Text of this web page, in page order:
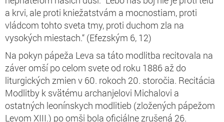
a krvi, ale proti kniežatstvám a mocnostiam, proti
vládcom tohto sveta tmy, proti duchom zla na
vysokých miestach.“ (Efezským 6, 12)
Na pokyn pápeža Leva sa táto modlitba recitovala na
záver omší po celom svete od roku 1886 až do
liturgických zmien v 60. rokoch 20. storočia. Recitácia
Modlitby k svätému archanjelovi Michalovi a
ostatných leonínskych modlitieb (zložených pápežom
Levom XIII.) po omši bola oficiálne zrušená 26.